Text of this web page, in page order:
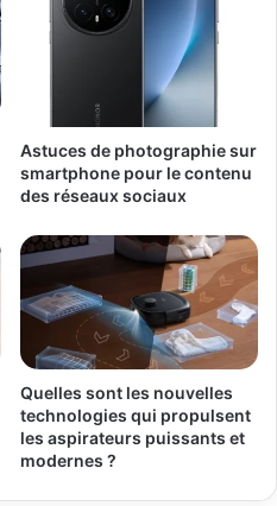
Astuces de photographie sur
smartphone pour le contenu
des réseaux sociaux
Quelles sont les nouvelles
technologies qui propulsent
les aspirateurs puissants et
modernes ?